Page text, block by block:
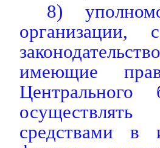
8)
организации,
имеющие
Центрального
средствами в